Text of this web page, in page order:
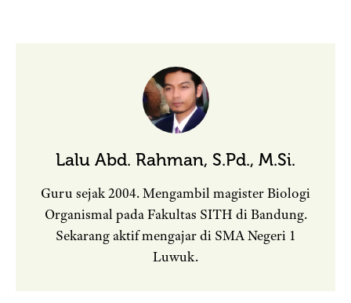
Lalu Abd. Rahman, S.Pd., M.Si.
Guru sejak 2004. Mengambil magister Biologi
Organismal pada Fakultas SITH di Bandung.
Sekarang aktif mengajar di SMA Negeri 1
Luwuk.